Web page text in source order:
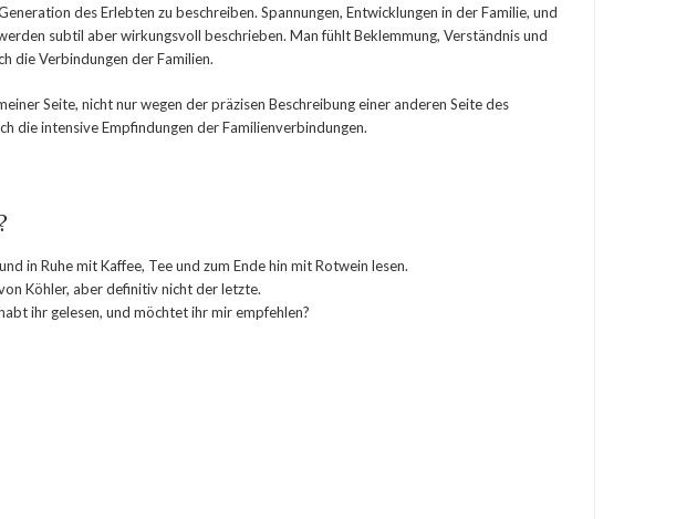
des Erlebten zu beschreiben. Spannungen, Entwicklungen in der Familie, und
subtil aber wirkungsvoll beschrieben. Man fühlt Beklemmung, Verständnis und
die Verbindungen der Familien.
Seite, nicht nur wegen der präzisen Beschreibung einer anderen Seite des
die intensive Empfindungen der Familienverbindungen.
in Ruhe mit Kaffee, Tee und zum Ende hin mit Rotwein lesen.
Köhler, aber definitiv nicht der letzte.
ihr gelesen, und möchtet ihr mir empfehlen?